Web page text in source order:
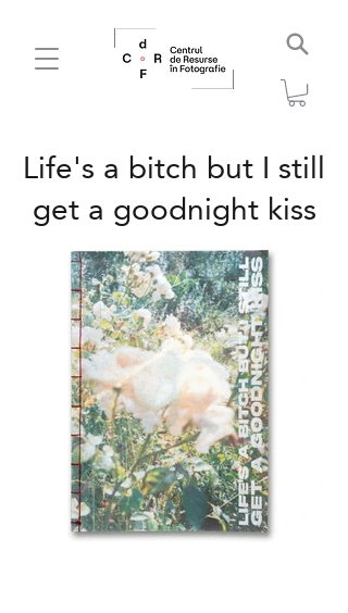
Life's a bitch but I still
get a goodnight kiss